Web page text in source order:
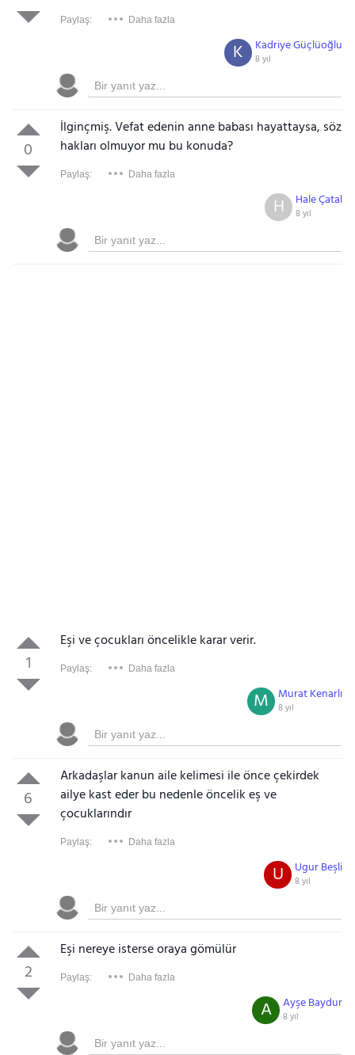
Paylaş: Daha fazla
Kadriye Güçlüoğlu
8 yıl
K
0
İlginçmiş. Vefat edenin anne babası hayattaysa, söz
hakları olmuyor mu bu konuda?
Paylaş: Daha fazla
Hale Çatal
8 yıl
H
1
Eşi ve çocukları öncelikle karar verir.
Paylaş: Daha fazla
Murat Kenarlı
8 yıl
M
6
Arkadaşlar kanun aile kelimesi ile önce çekirdek
ailye kast eder bu nedenle öncelik eş ve
çocuklarındır
Paylaş: Daha fazla
Ugur Beşli
8 yıl
U
2
Eşi nereye isterse oraya gömülür
Paylaş: Daha fazla
Ayşe Baydur
8 yıl
A